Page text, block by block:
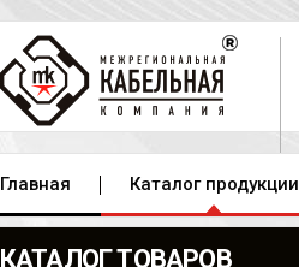
Главная Каталог продукции
КАТАЛОГ ТОВАРОВ